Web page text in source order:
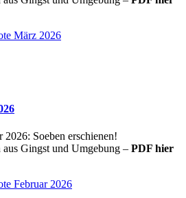
März 2026
Soeben erschienen!
Gingst und Umgebung – PDF hier
Februar 2026